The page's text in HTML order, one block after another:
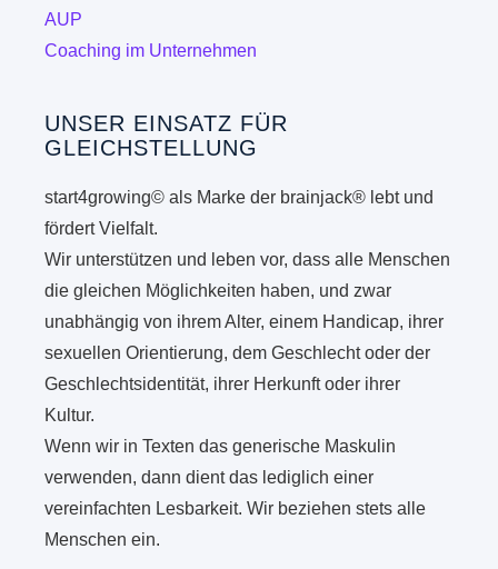
AUP
Coaching im Unternehmen
UNSER EINSATZ FÜR
GLEICHSTELLUNG
start4growing© als Marke der brainjack® lebt und
fördert Vielfalt.
Wir unterstützen und leben vor, dass alle Menschen
die gleichen Möglichkeiten haben, und zwar
unabhängig von ihrem Alter, einem Handicap, ihrer
sexuellen Orientierung, dem Geschlecht oder der
Geschlechtsidentität, ihrer Herkunft oder ihrer
Kultur.
Wenn wir in Texten das generische Maskulin
verwenden, dann dient das lediglich einer
vereinfachten Lesbarkeit. Wir beziehen stets alle
Menschen ein.